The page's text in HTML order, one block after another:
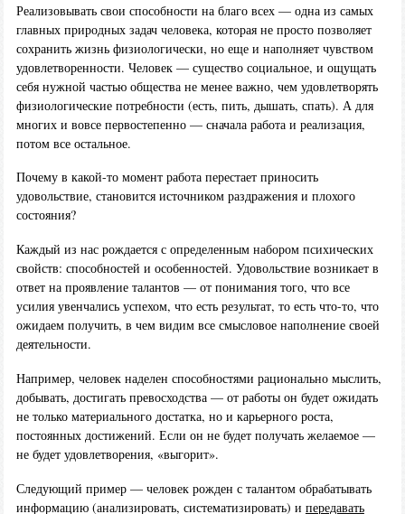
Реализовывать свои способности на благо всех — одна из самых
главных природных задач человека, которая не просто позволяет
сохранить жизнь физиологически, но еще и наполняет чувством
удовлетворенности. Человек — существо социальное, и ощущать
себя нужной частью общества не менее важно, чем удовлетворять
физиологические потребности (есть, пить, дышать, спать). А для
многих и вовсе первостепенно — сначала работа и реализация,
потом все остальное.
Почему в какой-то момент работа перестает приносить
удовольствие, становится источником раздражения и плохого
состояния?
Каждый из нас рождается с определенным набором психических
свойств: способностей и особенностей. Удовольствие возникает в
ответ на проявление талантов — от понимания того, что все
усилия увенчались успехом, что есть результат, то есть что-то, что
ожидаем получить, в чем видим все смысловое наполнение своей
деятельности.
Например, человек наделен способностями рационально мыслить,
добывать, достигать превосходства — от работы он будет ожидать
не только материального достатка, но и карьерного роста,
постоянных достижений. Если он не будет получать желаемое —
не будет удовлетворения, «выгорит».
Следующий пример — человек рожден с талантом обрабатывать
информацию (анализировать, систематизировать) и передавать